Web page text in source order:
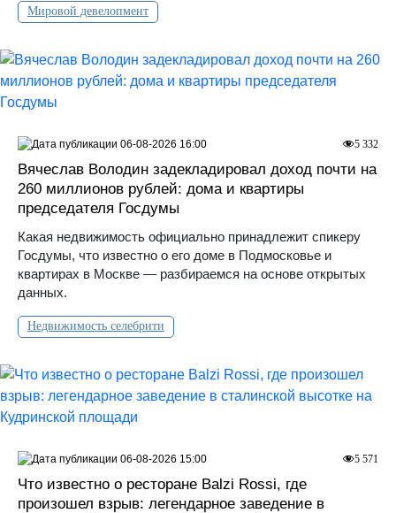
Мировой девелопмент
Вячеслав Володин задекладировал доход почти на
260 миллионов рублей: дома и квартиры
председателя Госдумы
Какая недвижимость официально принадлежит спикеру
Госдумы, что известно о его доме в Подмосковье и
квартирах в Москве — разбираемся на основе открытых
данных.
Недвижимость селебрити
5 332
06-08-2026 16:00
Что известно о ресторане Balzi Rossi, где
произошел взрыв: легендарное заведение в
5 571
06-08-2026 15:00